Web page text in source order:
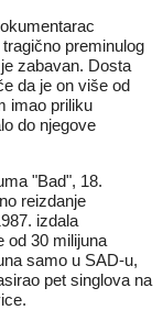
preminulog
zabavan. Dosta
da je on više od
imao priliku
do njegove
"Bad", 18.
reizdanje
izdala
od 30 milijuna
samo u SAD-u,
pet singlova na